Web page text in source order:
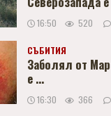
16:50 520
СЪБИТИЯ
Заболял от
е ...
16:30 366